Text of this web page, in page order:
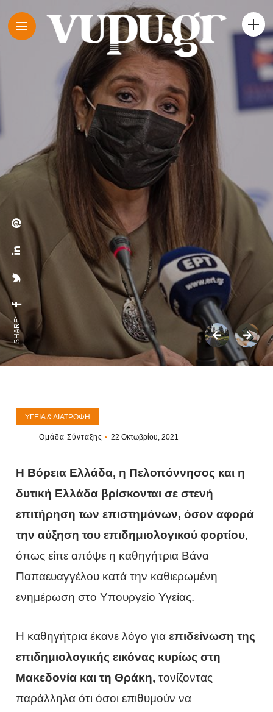
SHARE:
ΥΓΕΊΑ & ΔΙΑΤΡΟΦΉ
Ομάδα Σύνταξης 22 Οκτωβρίου, 2021
Η Βόρεια Ελλάδα, η Πελοπόννησος και η
δυτική Ελλάδα βρίσκονται σε στενή
επιτήρηση των επιστημόνων, όσον αφορά
την αύξηση του επιδημιολογικού φορτίου,
όπως είπε απόψε η καθηγήτρια Βάνα
Παπαευαγγέλου κατά την καθιερωμένη
ενημέρωση στο Υπουργείο Υγείας.
Η καθηγήτρια έκανε λόγο γιαεπιδείνωση της
επιδημιολογικής εικόνας κυρίως στη
Μακεδονία και τη Θράκη, τονίζοντας
παράλληλα ότι όσοι επιθυμούν να